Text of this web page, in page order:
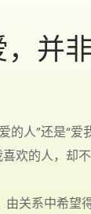
，并
的人”还是“爱
欢的人，却
关系中希